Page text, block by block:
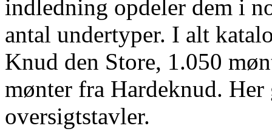
indledning opdeler dem i
antal undertyper. I alt
Knud den Store, 1.050
mønter fra Hardeknud.
oversigtstavler.